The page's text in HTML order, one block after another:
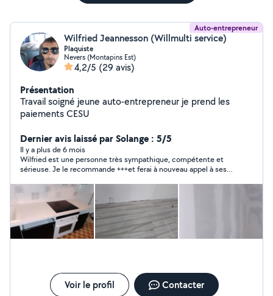
Auto-entrepreneur
Wilfried Jeannesson (Willmulti service)
Plaquiste
Nevers (Montapins Est)
4,2/5 (29 avis)
Présentation
Travail soigné jeune auto-entrepreneur je prend les
paiements CESU
Dernier avis laissé par Solange : 5/5
Il y a plus de 6 mois
Wilfried est une personne très sympathique, compétente et
sérieuse. Je le recommande +++et ferai à nouveau appel à ses
Voir le profil Contacter